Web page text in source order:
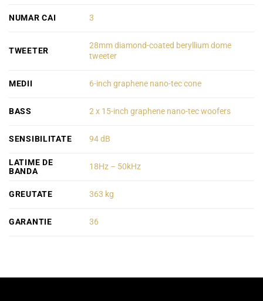
NUMAR CAI 3
TWEETER
28mm diamond-coated beryllium dome
tweeter
MEDII 6-inch graphene nano-tec cone
BASS 2 x 15-inch graphene nano-tec woofers
SENSIBILITATE 94 dB
LATIME DE
BANDA
18Hz – 50kHz
GREUTATE 363 kg
GARANTIE 36